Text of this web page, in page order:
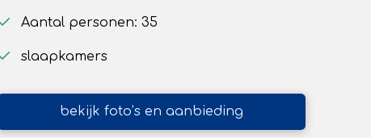
Aantal personen: 35
slaapkamers
bekijk foto’s en aanbieding